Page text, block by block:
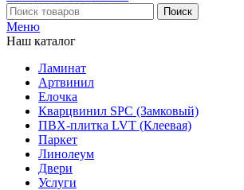
Поиск
Меню
Наш каталог
Ламинат
Артвинил
Елочка
Кварцвинил SPC (Замковый)
ПВХ-плитка LVT (Клеевая)
Паркет
Линолеум
Двери
Услуги